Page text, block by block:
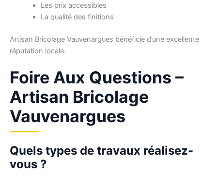
Les prix accessibles
La qualité des finitions
Artisan Bricolage Vauvenargues bénéficie d’une excellente
réputation locale.
Foire Aux Questions –
Artisan Bricolage
Vauvenargues
Quels types de travaux réalisez-
vous ?